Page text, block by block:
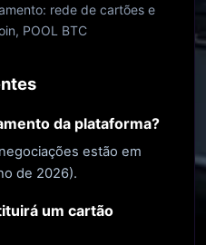
rede de cartões e
POOL BTC
da plataforma?
estão em
de 2026).
um cartão